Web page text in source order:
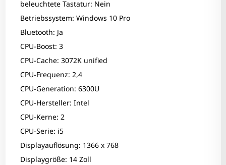
beleuchtete Tastatur: Nein
Betriebssystem: Windows 10 Pro
Bluetooth: Ja
CPU-Boost: 3
CPU-Cache: 3072K unified
CPU-Frequenz: 2,4
CPU-Generation: 6300U
CPU-Hersteller: Intel
CPU-Kerne: 2
CPU-Serie: i5
Displayauflösung: 1366 x 768
Displaygröße: 14 Zoll